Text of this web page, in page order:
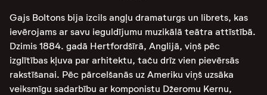
Gajs Boltons bija izcils angļu dramaturgs un librets, kas
ievērojams ar savu ieguldījumu muzikālā teātra attīstībā.
Dzimis 1884. gadā Hertfordšīrā, Anglijā, viņš pēc
izglītības kļuva par arhitektu, taču drīz vien pievērsās
rakstīšanai. Pēc pārcelšanās uz Ameriku viņš uzsāka
veiksmīgu sadarbību ar komponistu Džeromu Kernu,